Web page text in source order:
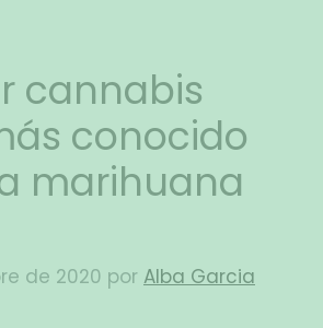
cannabis
conocido
marihuana
de 2020 por Alba Garcia